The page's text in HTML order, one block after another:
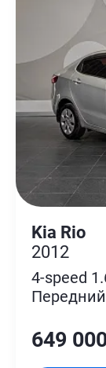
Kia Rio
2012
4-speed
Передний
649